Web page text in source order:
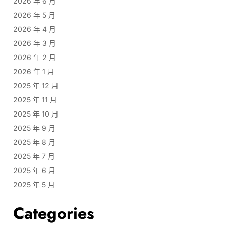
2026 年 5 月
2026 年 4 月
2026 年 3 月
2026 年 2 月
2026 年 1 月
2025 年 12 月
2025 年 11 月
2025 年 10 月
2025 年 9 月
2025 年 8 月
2025 年 7 月
2025 年 6 月
2025 年 5 月
Categories